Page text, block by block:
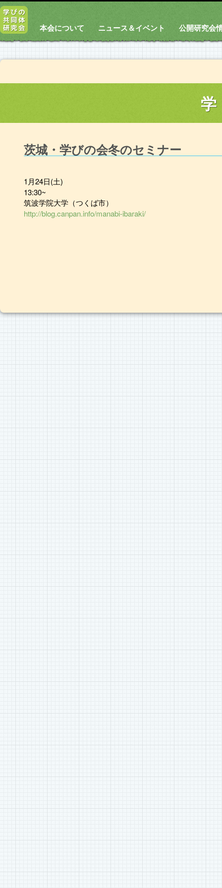
本会について ニュース＆イベント 公開研究会
茨城・学びの会冬のセミナー
1月24日(土)
13:30~
筑波学院大学（つくば市）
http://blog.canpan.info/manabi-ibaraki/